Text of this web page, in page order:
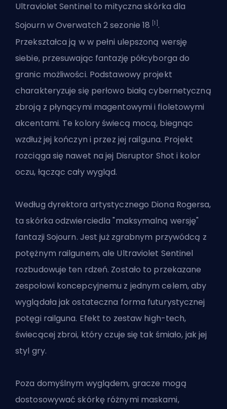
Ultraviolet Sentinel to mitycznaskórkadla
Sojourn w Overwatch 2 sezonie 18 [1] .
Przekształca ją w w pełni ulepszoną wersję
siebie, przesuwając fantazję półcyborga do
granic możliwości. Podstawowy projekt
charakteryzuje się perłowo białą cybernetyczną
zbroją z płynącymi magentowymi i fioletowymi
akcentami. Te kolory świecą mocą, biegnąc
wzdłuż jej kończyn i przez jej railguna. Projekt
rozciąga się nawet na jej Disruptor Shot i kolor
oczu, łącząc cały wygląd.
Według dyrektora artystycznego Diona Rogersa,
ta skórka odzwierciedla "maksymalną wersję"
fantazji Sojourn. Jest już zgrabnym przywódcą z
potężnym railgunem, ale Ultraviolet Sentinel
rozbudowuje ten rdzeń. Zostało to przekazane
zespołowi koncepcyjnemu z jednym celem, aby
wyglądała jak ostateczna forma futurystycznej
potęgi railguna. Efekt to zestaw high-tech,
świecącej zbroi, który czuje się tak śmiało, jak jej
styl gry.
Poza domyślnym wyglądem, gracze mogą
dostosowywać skórkę różnymi maskami,